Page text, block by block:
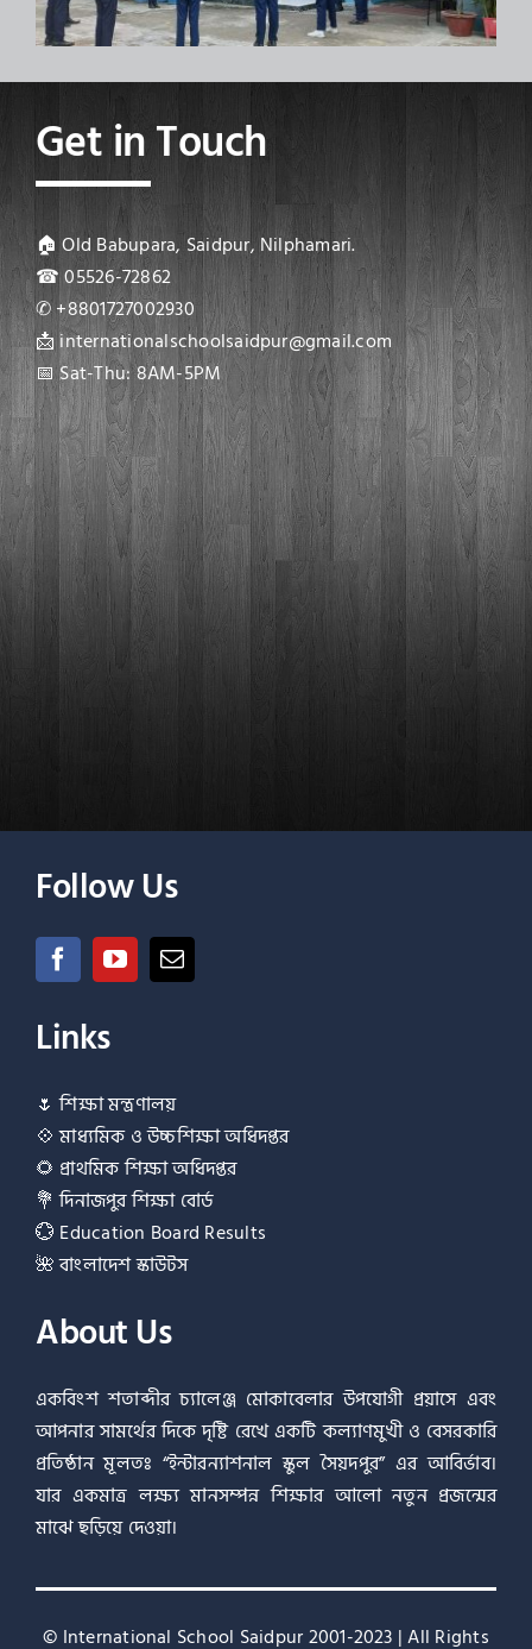
Get in Touch
🏠 Old Babupara, Saidpur, Nilphamari.
☎ 05526-72862
✆ +8801727002930
📩 internationalschoolsaidpur@gmail.com
📅 Sat-Thu: 8AM-5PM
Follow Us
Links
🌷শিক্ষা মন্ত্রণালয়
💠মাধ্যমিক ও উচ্চশিক্ষা অধিদপ্তর
🌻 প্রাথমিক শিক্ষা অধিদপ্তর
💐দিনাজপুর শিক্ষা বোর্ড
💮 Education Board Results
🌺বাংলাদেশ স্কাউটস
About Us
একবিংশ শতাব্দীর চ্যালেঞ্জ মোকাবেলার উপযোগী প্রয়াসে এবং
আপনার সামর্থের দিকে দৃষ্টি রেখে একটি কল্যাণমুখী ও বেসরকারি
প্রতিষ্ঠান মূলতঃ “ইন্টারন্যাশনাল স্কুল সৈয়দপুর” এর আবির্ভাব।
যার একমাত্র লক্ষ্য মানসম্পন্ন শিক্ষার আলো নতুন প্রজন্মের
মাঝে ছড়িয়ে দেওয়া।
© International School Saidpur 2001-2023 | All Rights